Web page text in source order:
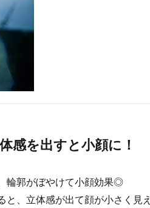
感を出すと小顔に！
輪郭がぼやけて小顔効果◎
、立体感が出て顔が小さく見え